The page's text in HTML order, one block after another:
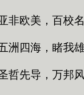
欧美，百校
四海，睹我
先导，万邦